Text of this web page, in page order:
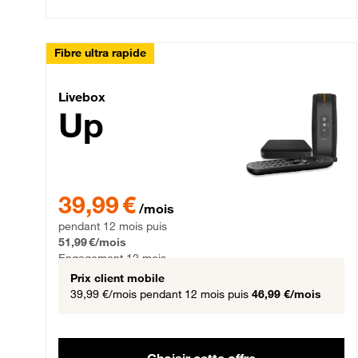
Fibre ultra rapide
Livebox Up Fibre
Livebox
Up
39,99 € /mois
pendant 12 mois puis
51,99 €/mois
Engagement 12 mois
Prix client mobile
39,99 €/mois pendant 12 mois puis 46,99 €/mois